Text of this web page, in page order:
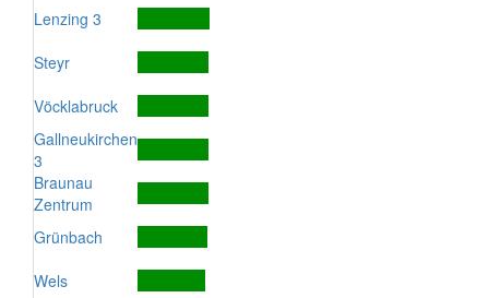
Lenzing 3
Steyr
Vöcklabruck
Gallneukirchen
3
Braunau
Zentrum
Grünbach
Wels